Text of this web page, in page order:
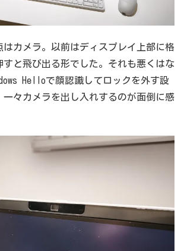
はカメラ。以前はディスプレイ上部に格
すと飛び出る形でした。それも悪くはな
Helloで顔認識してロックを外す設
一々カメラを出し入れするのが面倒に感